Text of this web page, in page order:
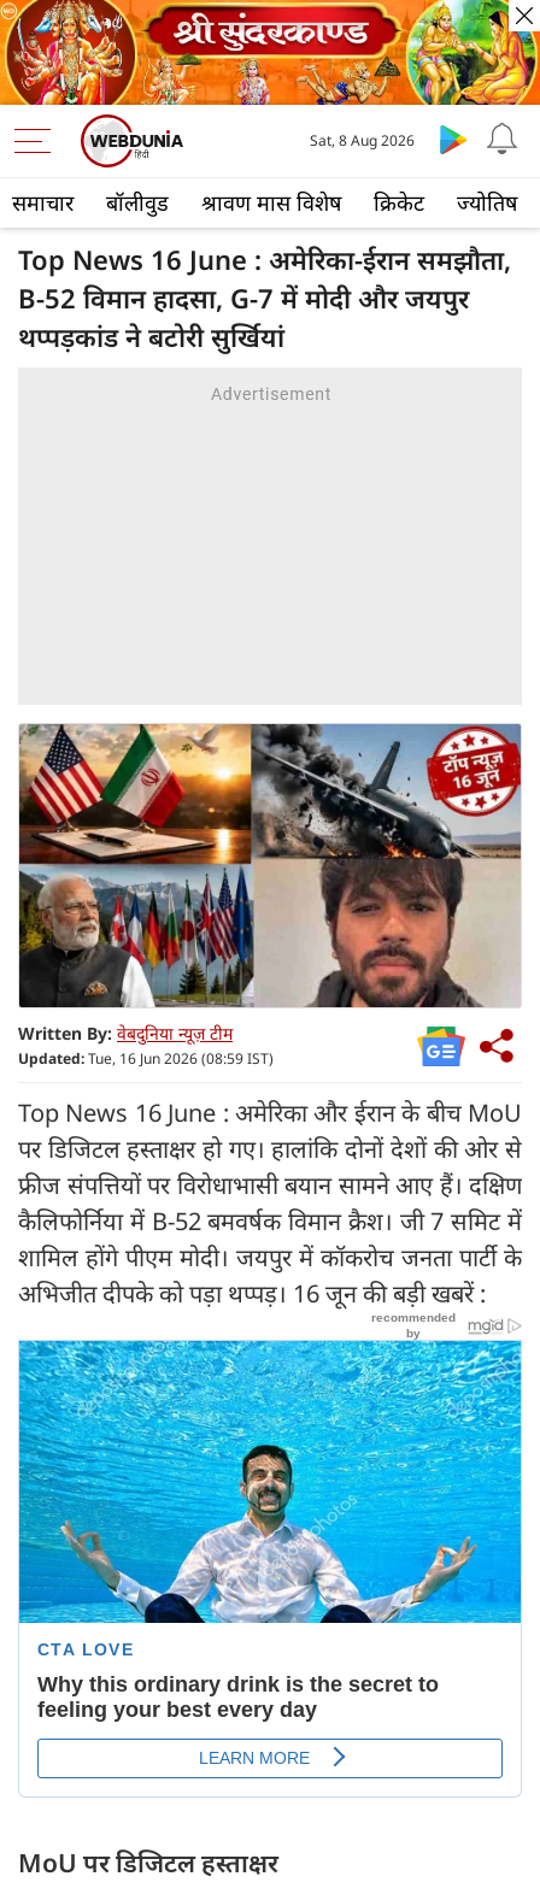
समाचार बॉलीवुड श्रावण मास विशेष क्रिकेट ज्योतिष
Sat, 8 Aug 2026
Top News 16 June : अमेरिका-ईरान समझौता,
B-52 विमान हादसा, G-7 में मोदी और जयपुर
थप्पड़कांड ने बटोरी सुर्खियां
Written By: वेबदुनिया न्यूज़ टीम
Updated:Tue, 16 Jun 2026 (08:59 IST)
Top News 16 June : अमेरिका और ईरान के बीच MoU
पर डिजिटल हस्ताक्षर हो गए। हालांकि दोनों देशों की ओर से
फ्रीज संपत्तियों पर विरोधाभासी बयान सामने आए हैं। दक्षिण
कैलिफोर्निया में B-52 बमवर्षक विमान क्रैश। जी 7 समिट में
शामिल होंगे पीएम मोदी। जयपुर में कॉकरोच जनता पार्टी के
अभिजीत दीपके को पड़ा थप्पड़। 16 जून की बड़ी खबरें :
MoU पर डिजिटल हस्ताक्षर